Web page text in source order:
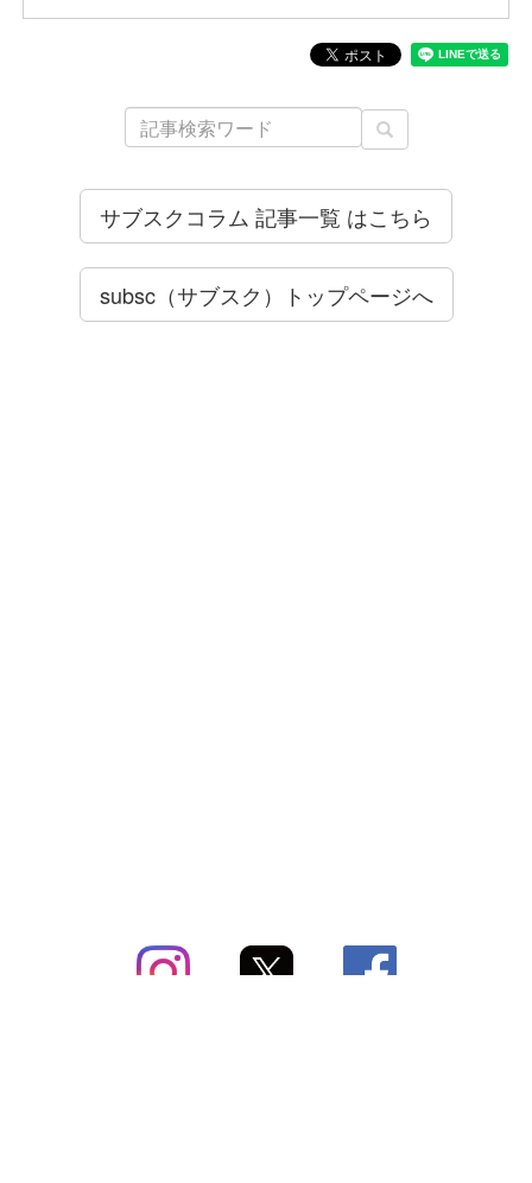
サブスクコラム 記事一覧 はこちら
subsc（サブスク）トップページへ